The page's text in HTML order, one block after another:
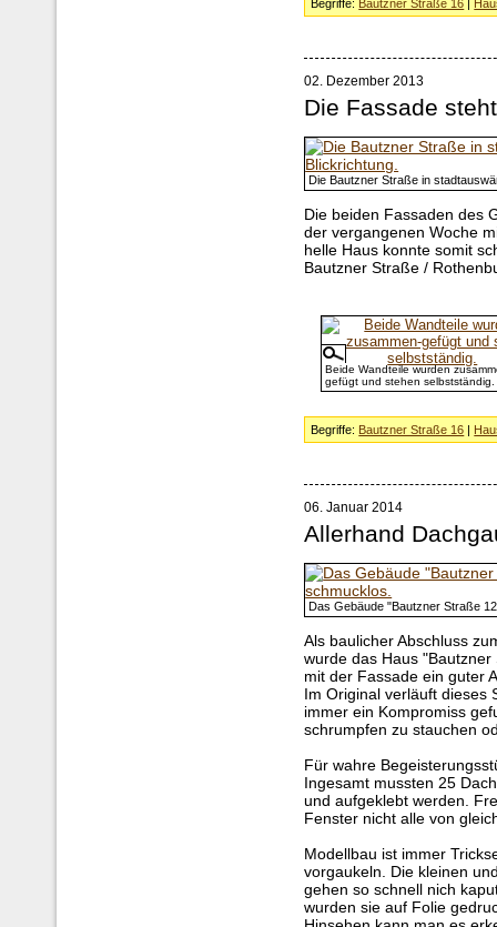
Begriffe: Bautzner Straße 16 |
02. Dezember 2013
Die Fassade
Die Bautzner Straße in
Die beiden Fassaden des
der vergangenen Woche
helle Haus konnte somit
Bautzner Straße /
Beide Wandteile wurden
gefügt und stehen selbstständig.
Begriffe: Bautzner Straße 16
06. Januar 2014
Allerhand
Das Gebäude "Bautzner Straße
Als baulicher Abschluss
wurde das Haus
mit der Fassade ein guter
Im Original verläuft dieses
immer ein Kompromiss
schrumpfen zu stauchen
Für wahre
Ingesamt mussten 25
und aufgeklebt werden.
Fenster nicht alle von
Modellbau ist immer
vorgaukeln. Die kleinen
gehen so schnell nich
wurden sie auf Folie